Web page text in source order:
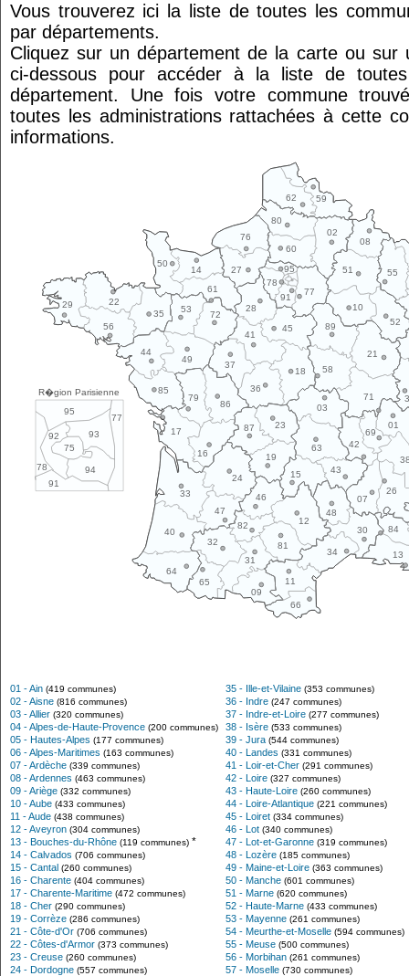
Vous trouverez ici la liste de toutes les
par départements.
Cliquez sur un département de la carte ou sur
ci-dessous pour accéder à la liste de
département. Une fois votre commune
toutes les administrations rattachées à cette
informations.
R�gion Parisienne
77
78
91
95
93
75
94
92
10
11
12
13
14
15
16
17
18
19
21
22
23
24
26
27
28
29
30
31
32
33
34
35
36
37
40
41
42
43
44
45
46
47
48
49
50
51
52
53
55
56
58
59
60
61
62
63
64
65
66
69
01
02
03
07
08
09
71
72
76
77
78
79
80
81
82 84
85
86
87
89
91
95
01 - Ain (419 communes)
02 - Aisne (816 communes)
03 - Allier (320 communes)
04 - Alpes-de-Haute-Provence (200 communes)
05 - Hautes-Alpes (177 communes)
06 - Alpes-Maritimes (163 communes)
07 - Ardèche (339 communes)
08 - Ardennes (463 communes)
09 - Ariège (332 communes)
10 - Aube (433 communes)
11 - Aude (438 communes)
12 - Aveyron (304 communes)
13 - Bouches-du-Rhône (119 communes) *
14 - Calvados (706 communes)
15 - Cantal (260 communes)
16 - Charente (404 communes)
17 - Charente-Maritime (472 communes)
18 - Cher (290 communes)
19 - Corrèze (286 communes)
21 - Côte-d'Or (706 communes)
22 - Côtes-d'Armor (373 communes)
23 - Creuse (260 communes)
24 - Dordogne (557 communes)
35 - Ille-et-Vilaine (353 communes)
36 - Indre (247 communes)
37 - Indre-et-Loire (277 communes)
38 - Isère (533 communes)
39 - Jura (544 communes)
40 - Landes (331 communes)
41 - Loir-et-Cher (291 communes)
42 - Loire (327 communes)
43 - Haute-Loire (260 communes)
44 - Loire-Atlantique (221 communes)
45 - Loiret (334 communes)
46 - Lot (340 communes)
47 - Lot-et-Garonne (319 communes)
48 - Lozère (185 communes)
49 - Maine-et-Loire (363 communes)
50 - Manche (601 communes)
51 - Marne (620 communes)
52 - Haute-Marne (433 communes)
53 - Mayenne (261 communes)
54 - Meurthe-et-Moselle (594 communes)
55 - Meuse (500 communes)
56 - Morbihan (261 communes)
57 - Moselle (730 communes)